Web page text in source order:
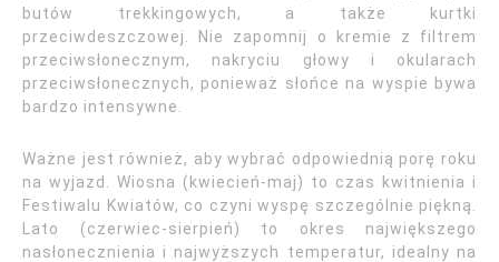
butów trekkingowych, a także kurtki
przeciwdeszczowej. Nie zapomnij o kremie z filtrem
przeciwsłonecznym, nakryciu głowy i okularach
przeciwsłonecznych, ponieważ słońce na wyspie bywa
bardzo intensywne.
Ważne jest również, aby wybrać odpowiednią porę roku
na wyjazd. Wiosna (kwiecień-maj) to czas kwitnienia i
Festiwalu Kwiatów, co czyni wyspę szczególnie piękną.
Lato (czerwiec-sierpień) to okres największego
nasłonecznienia i najwyższych temperatur, idealny na